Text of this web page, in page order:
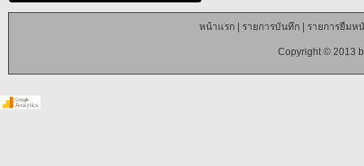
หน้าแรก| รายการบันทึก| รายการยืมห
Copyright © 2013